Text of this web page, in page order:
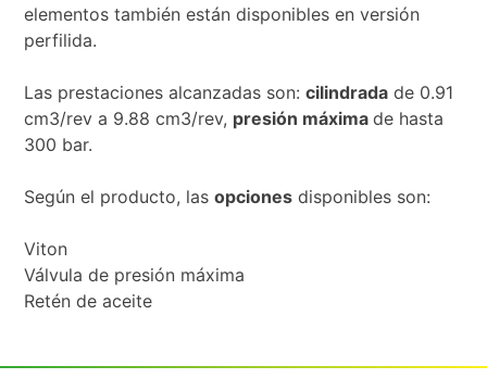
elementos también están disponibles en versión
perfilida.
Las prestaciones alcanzadas son:cilindrada de 0.91
cm3/rev a 9.88 cm3/rev, presión máximade hasta
300 bar.
Según el producto, lasopciones disponibles son:
Viton
Válvula de presión máxima
Retén de aceite